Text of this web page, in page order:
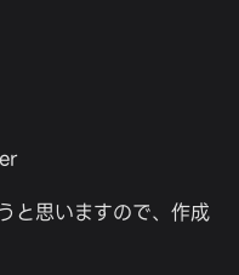
と思いますので、作成